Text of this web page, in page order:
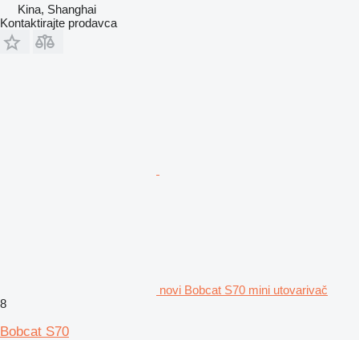
Kina, Shanghai
Kontaktirajte prodavca
novi Bobcat S70 mini utovarivač
8
Bobcat S70